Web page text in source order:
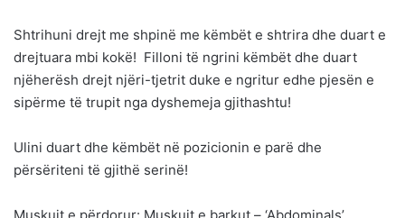
Shtrihuni drejt me shpinë me këmbët e shtrira dhe duart e
drejtuara mbi kokë! Filloni të ngrini këmbët dhe duart
njëherësh drejt njëri-tjetrit duke e ngritur edhe pjesën e
sipërme të trupit nga dyshemeja gjithashtu!
Ulini duart dhe këmbët në pozicionin e parë dhe
përsëriteni të gjithë serinë!